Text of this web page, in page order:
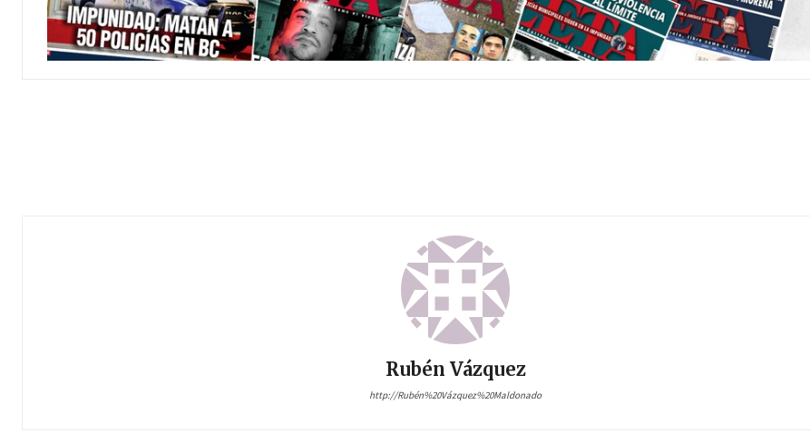
Rubén Vázquez
http://Rubén%20Vázquez%20Maldonado